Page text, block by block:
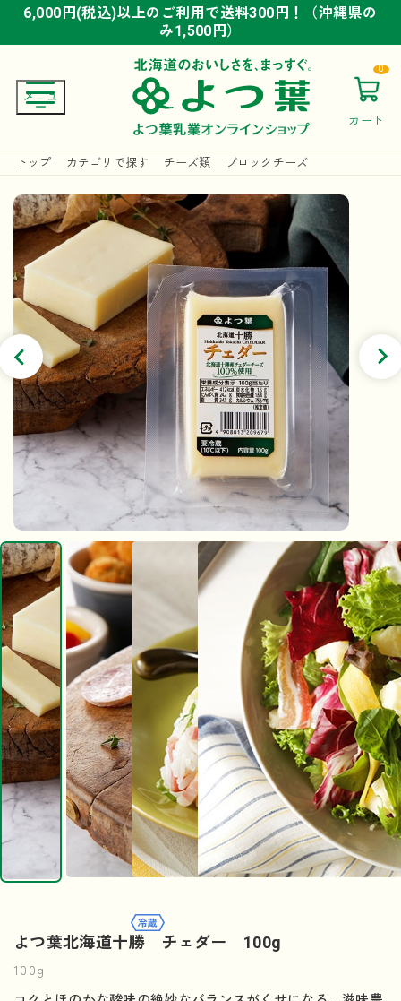
6,000円(税込)以上のご利用で送料300円！（沖縄県の
み1,500円）
6,000円(税込)以上のご利用で送料300円！（沖縄県の
み1,500円）
6,000円(税込)以上のご利用で送料300円！（沖縄県の
み1,500円）
カート
0
トップ カテゴリで探す チーズ類 ブロックチーズ
よつ葉北海道十勝 チェダー 100g
100g